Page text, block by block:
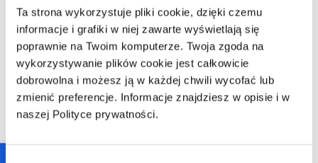
Ta strona wykorzystuje pliki cookie, dzięki czemu
informacje i grafiki w niej zawarte wyświetlają się
poprawnie na Twoim komputerze. Twoja zgoda na
wykorzystywanie plików cookie jest całkowicie
dobrowolna i możesz ją w każdej chwili wycofać lub
zmienić preferencje. Informacje znajdziesz w opisie i w
naszej Polityce prywatności.
Jacek Palęcki
8/23/2022
3 min czytania
Infografika – czym
jest i jak ją wykonać?